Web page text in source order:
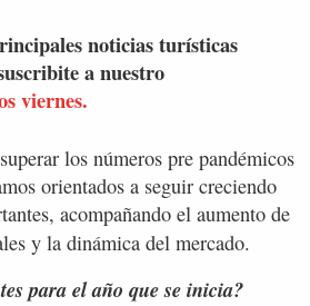
noticias turísticas
a nuestro
viernes.
los números pre pandémicos
orientados a seguir creciendo
acompañando el aumento de
y la dinámica del mercado.
para el año que se inicia?